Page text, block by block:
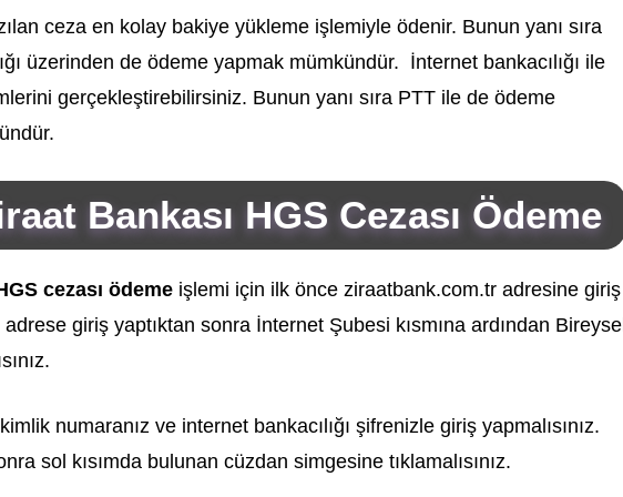
ceza en kolay bakiye yükleme işlemiyle ödenir. Bunun yanı sıra
üzerinden de ödeme yapmak mümkündür. İnternet bankacılığı ile
gerçekleştirebilirsiniz. Bunun yanı sıra PTT ile de ödeme
Bankası HGS Cezası Ödeme
cezası ödeme işlemi için ilk önce ziraatbank.com.tr adresine giriş
adrese giriş yaptıktan sonra İnternet Şubesi kısmına ardından Bireysel
numaranız ve internet bankacılığı şifrenizle giriş yapmalısınız.
sol kısımda bulunan cüzdan simgesine tıklamalısınız.